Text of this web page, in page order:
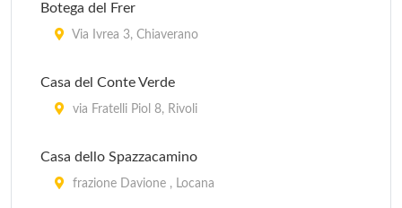
Botega del Frer
Via Ivrea 3, Chiaverano
Casa del Conte Verde
via Fratelli Piol 8, Rivoli
Casa dello Spazzacamino
frazione Davione , Locana